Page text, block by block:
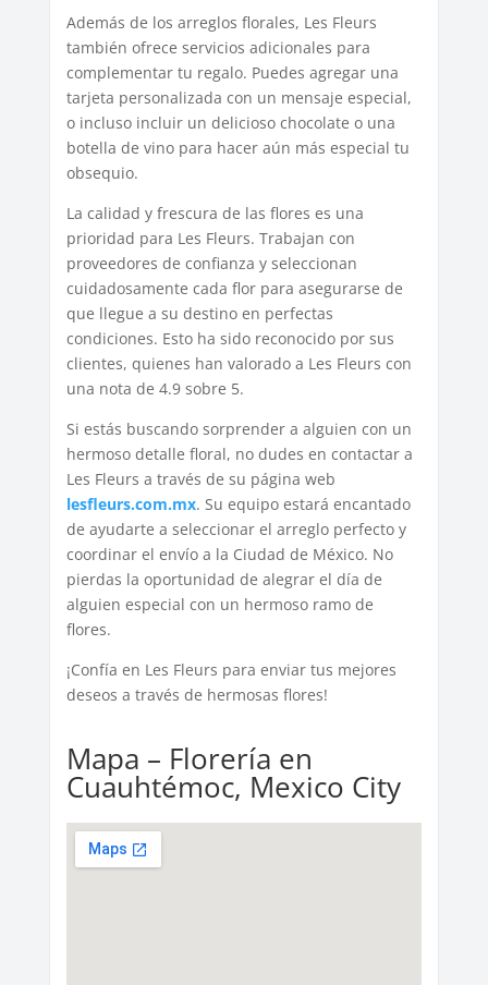
Además de los arreglos florales, Les Fleurs
también ofrece servicios adicionales para
complementar tu regalo. Puedes agregar una
tarjeta personalizada con un mensaje especial,
o incluso incluir un delicioso chocolate o una
botella de vino para hacer aún más especial tu
obsequio.
La calidad y frescura de las flores es una
prioridad para Les Fleurs. Trabajan con
proveedores de confianza y seleccionan
cuidadosamente cada flor para asegurarse de
que llegue a su destino en perfectas
condiciones. Esto ha sido reconocido por sus
clientes, quienes han valorado a Les Fleurs con
una nota de 4.9 sobre 5.
Si estás buscando sorprender a alguien con un
hermoso detalle floral, no dudes en contactar a
Les Fleurs a través de su página web
lesfleurs.com.mx. Su equipo estará encantado
de ayudarte a seleccionar el arreglo perfecto y
coordinar el envío a la Ciudad de México. No
pierdas la oportunidad de alegrar el día de
alguien especial con un hermoso ramo de
flores.
¡Confía en Les Fleurs para enviar tus mejores
deseos a través de hermosas flores!
Mapa – Florería en
Cuauhtémoc, Mexico City